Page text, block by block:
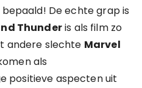
De echte grap is
Thunderis als film zo
andere slechte Marvel
als
positieve aspecten uit